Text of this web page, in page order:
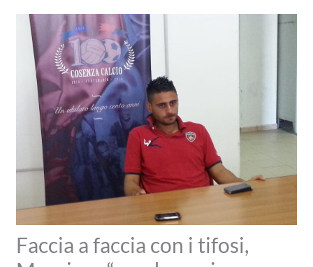
Faccia a faccia con i tifosi,